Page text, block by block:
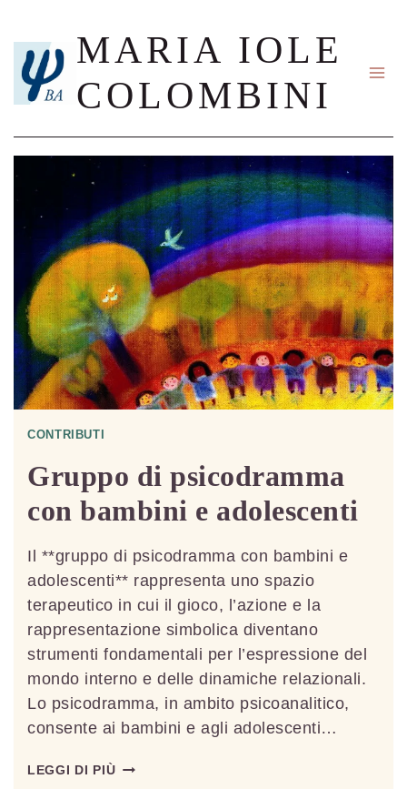
contenuto
MARIA IOLE
COLOMBINI
CONTRIBUTI
Gruppo di psicodramma
con bambini e adolescenti
Il **gruppo di psicodramma con bambini e
adolescenti** rappresenta uno spazio
terapeutico in cui il gioco, l’azione e la
rappresentazione simbolica diventano
strumenti fondamentali per l’espressione del
mondo interno e delle dinamiche relazionali.
Lo psicodramma, in ambito psicoanalitico,
consente ai bambini e agli adolescenti…
LEGGI DI PIÙGRUPPO